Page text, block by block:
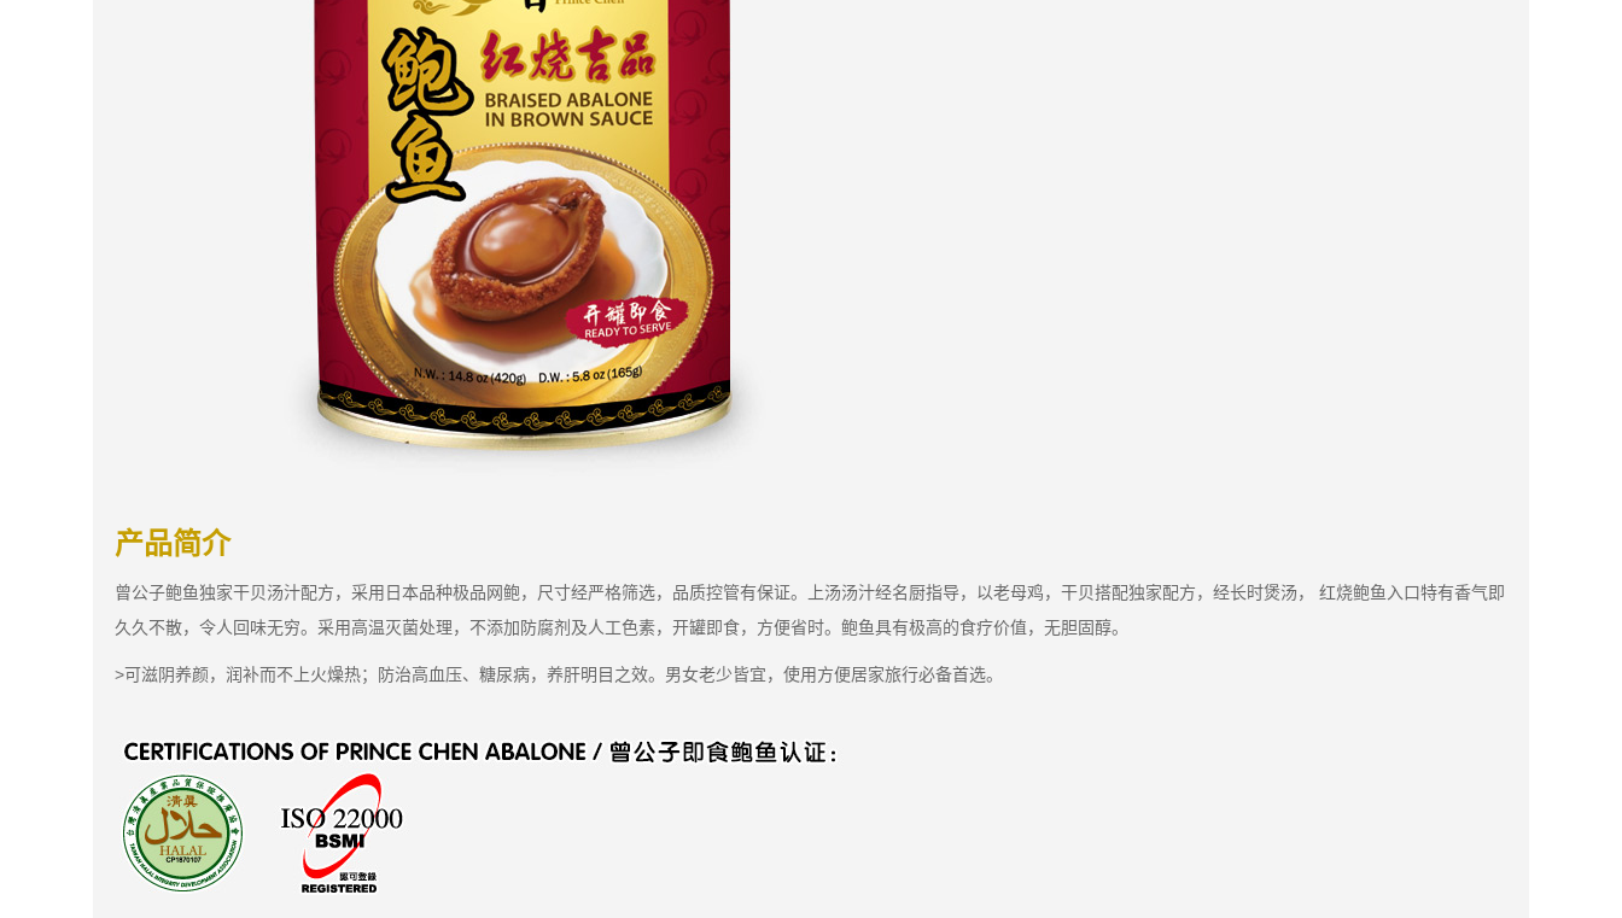
产品简介
曾公子鲍鱼独家干贝汤汁配方，采用日本品种极品网鲍，尺寸经严格筛选，品质控管有保证。上汤汤汁经名厨指导，以老母鸡，干贝搭配独家配方，经长时煲汤， 红烧鲍鱼入口特有香气即
久久不散，令人回味无穷。采用高温灭菌处理，不添加防腐剂及人工色素，开罐即食，方便省时。鲍鱼具有极高的食疗价值，无胆固醇。
>可滋阴养颜，润补而不上火燥热；防治高血压、糖尿病，养肝明目之效。男女老少皆宜，使用方便居家旅行必备首选。